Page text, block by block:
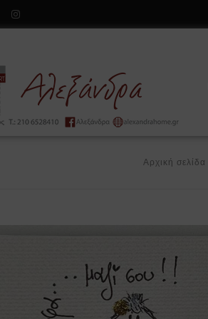
Αρχική σελίδα